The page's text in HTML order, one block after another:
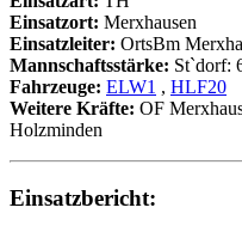
Einsatzort: Merxhausen
Einsatzleiter: OrtsBm
Mannschaftsstärke: St`dorf:
Fahrzeuge: ELW1 , HLF20
Weitere Kräfte: OF
Holzminden
Einsatzbericht: